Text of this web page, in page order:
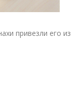
привезли его из